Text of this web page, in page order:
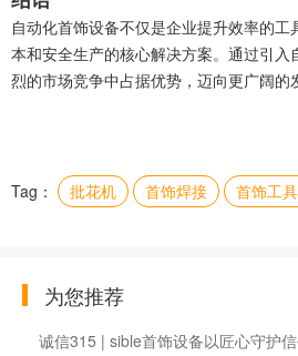
自动化首饰设备不仅是企业提升效率的
本和安全生产的核心解决方案。通过引入
烈的市场竞争中占据优势，迈向更广阔的
Tag： 批花机 首饰焊接 首饰工
为您推荐
诚信315 | sible首饰设备以匠心守护